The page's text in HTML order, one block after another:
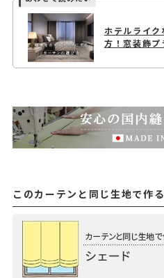
ホテルライ
方！窓装飾プ
このカーテンと同じ生地で作る